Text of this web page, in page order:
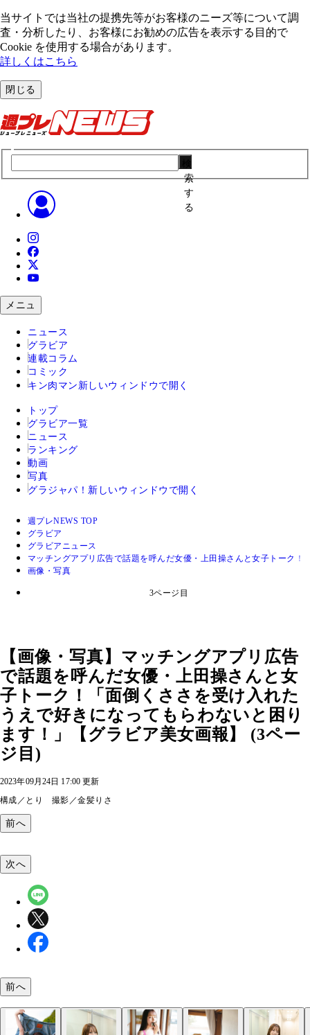
当サイトでは当社の提携先等がお客様のニーズ等について調
査・分析したり、お客様にお勧めの広告を表⽰する⽬的で
Cookie を使⽤する場合があります。
詳しくはこちら
閉じる
索
す
る
メニュ
ニュース
グラビア
連載コラム
コミック
キン肉マン 新しいウィンドウで開く
トップ
グラビア一覧
ニュース
ランキング
動画
写真
グラジャパ！ 新しいウィンドウで開く
週プレNEWS TOP
グラビア
グラビアニュース
マッチングアプリ広告で話題を呼んだ女優・上田操さんと女子トーク
画像・写真
3ページ目
【画像・写真】マッチングアプリ広告
で話題を呼んだ女優・上田操さんと女
子トーク！「面倒くささを受け入れた
うえで好きになってもらわないと困り
ます！」【グラビア美女画報】 (3ペー
ジ目)
2023年09月24日 17:00 更新
構成／とり 撮影／金髪りさ
前へ
次へ
前へ